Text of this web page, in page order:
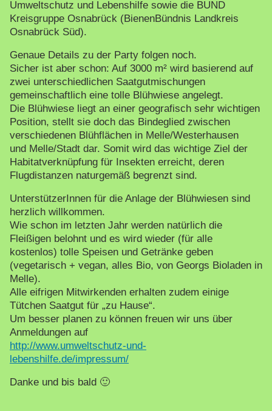
Umweltschutz und Lebenshilfe sowie die BUND
Kreisgruppe Osnabrück (BienenBündnis Landkreis
Osnabrück Süd).
Genaue Details zu der Party folgen noch.
Sicher ist aber schon: Auf 3000 m² wird basierend auf
zwei unterschiedlichen Saatgutmischungen
gemeinschaftlich eine tolle Blühwiese angelegt.
Die Blühwiese liegt an einer geografisch sehr wichtigen
Position, stellt sie doch das Bindeglied zwischen
verschiedenen Blühflächen in Melle/Westerhausen
und Melle/Stadt dar. Somit wird das wichtige Ziel der
Habitatverknüpfung für Insekten erreicht, deren
Flugdistanzen naturgemäß begrenzt sind.
UnterstützerInnen für die Anlage der Blühwiesen sind
herzlich willkommen.
Wie schon im letzten Jahr werden natürlich die
Fleißigen belohnt und es wird wieder (für alle
kostenlos) tolle Speisen und Getränke geben
(vegetarisch + vegan, alles Bio, von Georgs Bioladen in
Melle).
Alle eifrigen Mitwirkenden erhalten zudem einige
Tütchen Saatgut für „zu Hause“.
Um besser planen zu können freuen wir uns über
Anmeldungen auf
http://www.umweltschutz-und-
lebenshilfe.de/impressum/
Danke und bis bald 🙂